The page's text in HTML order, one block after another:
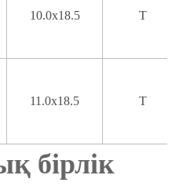
10.0x18.5 T
11.0x18.5 T
бірлік